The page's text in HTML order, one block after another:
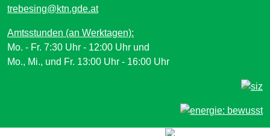
trebesing@ktn.gde.at
Amtsstunden (an Werktagen):
Mo. - Fr. 7:30 Uhr - 12:00 Uhr und
Mo., Mi., und Fr. 13:00 Uhr - 16:00 Uhr